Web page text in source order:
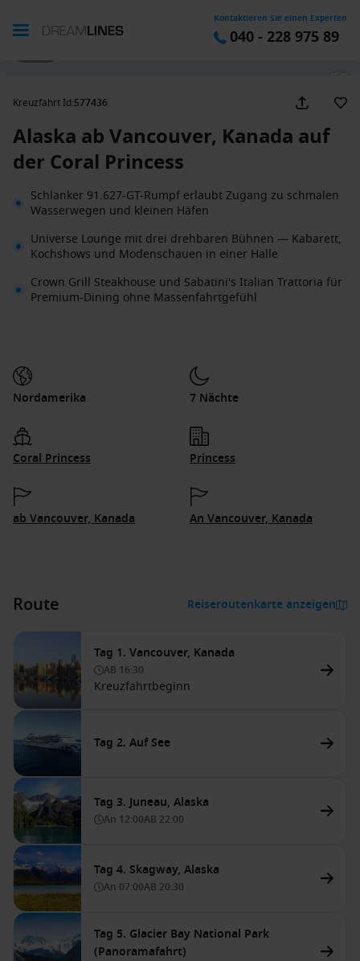
Kontaktieren Sie einen Experten
040 - 228 975 89
Kreuzfahrt Id:577436
Alaska ab Vancouver, Kanada auf
der Coral Princess
Schlanker 91.627-GT-Rumpf erlaubt Zugang zu schmalen
Wasserwegen und kleinen Häfen
Universe Lounge mit drei drehbaren Bühnen — Kabarett,
Kochshows und Modenschauen in einer Halle
Crown Grill Steakhouse und Sabatini's Italian Trattoria für
Premium-Dining ohne Massenfahrtgefühl
Nordamerika 7 Nächte
Coral Princess Princess
ab Vancouver, Kanada An Vancouver, Kanada
Route Reiseroutenkarte anzeigen
Tag 1. Vancouver, Kanada
AB 16:30
Kreuzfahrtbeginn
Tag 2. Auf See
Tag 3. Juneau, Alaska
An 12:00AB 22:00
Tag 4. Skagway, Alaska
An 07:00AB 20:30
Tag 5. Glacier Bay National Park
(Panoramafahrt)